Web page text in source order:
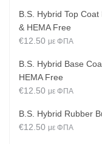
B.S. Hybrid Top
& HEMA Free
€12.50 με ΦΠΑ
B.S. Hybrid Base
HEMA Free
€12.50 με ΦΠΑ
B.S. Hybrid Rubber
€12.50 με ΦΠΑ